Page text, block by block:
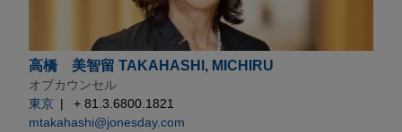
高橋 美智留 TAKAHASHI, MICHIRU
オブカウンセル
東京
+ 81.3.6800.1821
mtakahashi@jonesday.com